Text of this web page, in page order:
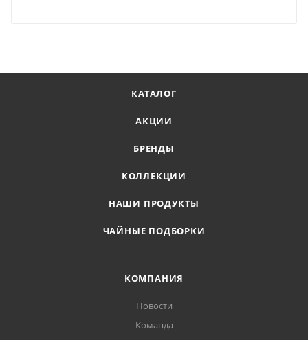
КАТАЛОГ
АКЦИИ
БРЕНДЫ
КОЛЛЕКЦИИ
НАШИ ПРОДУКТЫ
ЧАЙНЫЕ ПОДБОРКИ
КОМПАНИЯ
Новости
Команда